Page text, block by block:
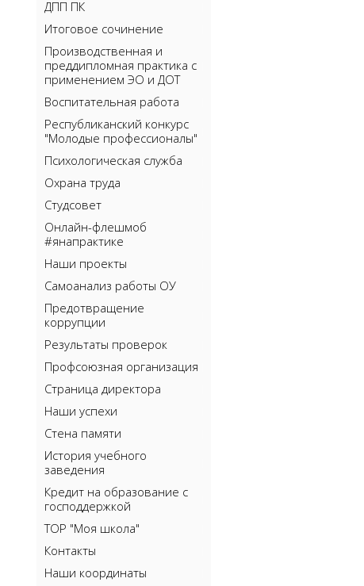
ДПП ПК
Итоговое сочинение
Производственная и
преддипломная практика с
применением ЭО и ДОТ
Воспитательная работа
Республиканский конкурс
"Молодые профессионалы"
Психологическая служба
Охрана труда
Студсовет
Онлайн-флешмоб
#янапрактике
Наши проекты
Самоанализ работы ОУ
Предотвращение
коррупции
Результаты проверок
Профсоюзная организация
Страница директора
Наши успехи
Стена памяти
История учебного
заведения
Кредит на образование с
господдержкой
ТОР "Моя школа"
Контакты
Наши координаты